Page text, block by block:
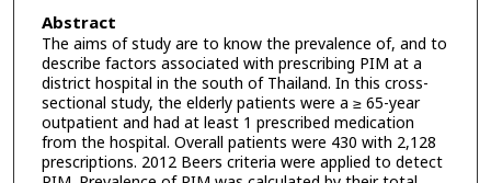
Abstract
The aims of study are to know the prevalence of, and to
describe factors associated with prescribing PIM at a
district hospital in the south of Thailand. In this cross-
sectional study, the elderly patients were a ≥ 65-year
outpatient and had at least 1 prescribed medication
from the hospital. Overall patients were 430 with 2,128
prescriptions. 2012 Beers criteria were applied to detect